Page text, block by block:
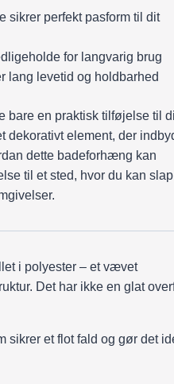
sikrer perfekt pasform til dit
for langvarig brug
lang levetid og holdbarhed
bare en praktisk tilføjelse til
dekorativt element, der
dette badeforhæng kan
til et sted, hvor du kan
i polyester – et vævet
Det har ikke en glat
sikrer et flot fald og gør det